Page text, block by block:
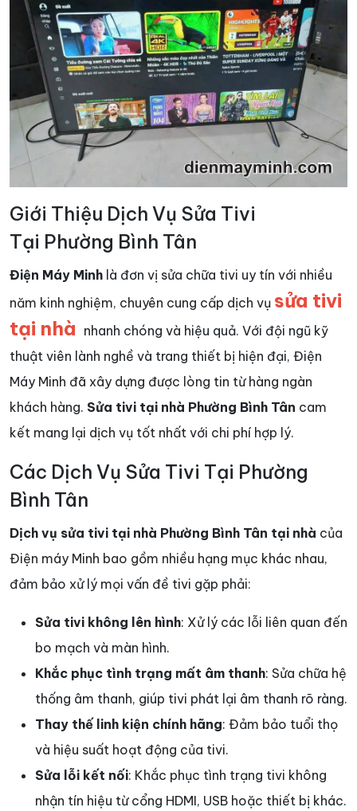
Giới Thiệu Dịch Vụ Sửa Tivi
Tại Phường Bình Tân
Điện Máy Minh là đơn vị sửa chữa tivi uy tín với nhiều
năm kinh nghiệm, chuyên cung cấp dịch vụ sửa tivi
tại nhà nhanh chóng và hiệu quả. Với đội ngũ kỹ
thuật viên lành nghề và trang thiết bị hiện đại, Điện
Máy Minh đã xây dựng được lòng tin từ hàng ngàn
khách hàng. Sửa tivi tại nhà Phường Bình Tân cam
kết mang lại dịch vụ tốt nhất với chi phí hợp lý.
Các Dịch Vụ Sửa Tivi Tại Phường
Bình Tân
Dịch vụ sửa tivi tại nhà Phường Bình Tân tại nhà của
Điện máy Minh bao gồm nhiều hạng mục khác nhau,
đảm bảo xử lý mọi vấn đề tivi gặp phải:
Sửa tivi không lên hình: Xử lý các lỗi liên quan đến
bo mạch và màn hình.
Khắc phục tình trạng mất âm thanh: Sửa chữa hệ
thống âm thanh, giúp tivi phát lại âm thanh rõ ràng.
Thay thế linh kiện chính hãng: Đảm bảo tuổi thọ
và hiệu suất hoạt động của tivi.
Sửa lỗi kết nối: Khắc phục tình trạng tivi không
nhận tín hiệu từ cổng HDMI, USB hoặc thiết bị khác.